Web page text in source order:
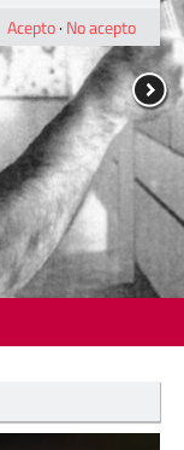
Acepto· No acepto